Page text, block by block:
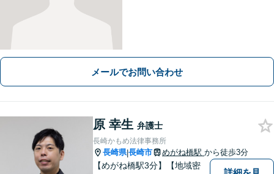
メールでお問い合わせ
原 幸生 弁護士
長崎かもめ法律事務所
長崎県|長崎市 めがね橋駅 から徒歩3分
【めがね橋駅3分】【地域密